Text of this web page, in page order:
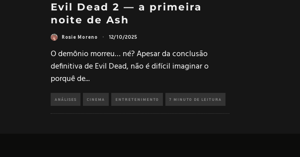
Evil Dead 2 — a primeira
noite de Ash
Rosie Moreno · 12/10/2025
O demônio morreu… né? Apesar da conclusão
definitiva de Evil Dead, não é difícil imaginar o
porquê de...
ANÁLISES CINEMA ENTRETENIMENTO 7 MINUTO DE LEITURA